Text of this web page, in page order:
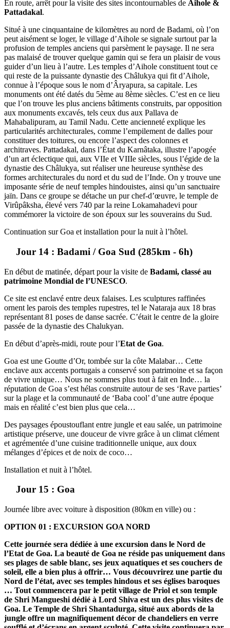
En route, arrêt pour la visite des sites incontournables de Aihole &
Pattadakal.
Situé à une cinquantaine de kilomètres au nord de Badami, où l’on
peut aisément se loger, le village d’Aihole se signale surtout par la
profusion de temples anciens qui parsèment le paysage. Il ne sera
pas malaisé de trouver quelque gamin qui se fera un plaisir de vous
guider d’un lieu à l’autre. Les temples d’Aihole constituent tout ce
qui reste de la puissante dynastie des Châlukya qui fit d’Aihole,
connue à l’époque sous le nom d’Âryapura, sa capitale. Les
monuments ont été datés du 5ème au 8ème siècles. C’est en ce lieu
que l’on trouve les plus anciens bâtiments construits, par opposition
aux monuments excavés, tels ceux dus aux Pallava de
Mahabalipuram, au Tamil Nadu. Cette ancienneté explique les
particularités architecturales, comme l’empilement de dalles pour
constituer des toitures, ou encore l’aspect des colonnes et
architraves. Pattadakal, dans l’État du Karnâtaka, illustre l’apogée
d’un art éclectique qui, aux VIIe et VIIIe siècles, sous l’égide de la
dynastie des Châlukya, sut réaliser une heureuse synthèse des
formes architecturales du nord et du sud de l’Inde. On y trouve une
imposante série de neuf temples hindouistes, ainsi qu’un sanctuaire
jaïn. Dans ce groupe se détache un pur chef-d’œuvre, le temple de
Virûpâksha, élevé vers 740 par la reine Lokamahadevi pour
commémorer la victoire de son époux sur les souverains du Sud.
Continuation sur Goa et installation pour la nuit à l’hôtel.
Jour 14 : Badami / Goa Sud (285km - 6h)
En début de matinée, départ pour la visite de Badami, classé au
patrimoine Mondial de l’UNESCO.
Ce site est enclavé entre deux falaises. Les sculptures raffinées
ornent les parois des temples rupestres, tel le Nataraja aux 18 bras
représentant 81 poses de danse sacrée. C’était le centre de la gloire
passée de la dynastie des Chalukyan.
En début d’après-midi, route pour l’Etat de Goa.
Goa est une Goutte d’Or, tombée sur la côte Malabar… Cette
enclave aux accents portugais a conservé son patrimoine et sa façon
de vivre unique… Nous ne sommes plus tout à fait en Inde… la
réputation de Goa s’est hélas construite autour de ses ‘Rave parties’
sur la plage et la communauté de ‘Baba cool’ d’une autre époque
mais en réalité c’est bien plus que cela…
Des paysages époustouflant entre jungle et eau salée, un patrimoine
artistique préserve, une douceur de vivre grâce à un climat clément
et agrémentée d’une cuisine traditionnelle unique, aux doux
mélanges d’épices et de noix de coco…
Installation et nuit à l’hôtel.
Jour 15 : Goa
Journée libre avec voiture à disposition (80km en ville) ou :
OPTION 01 : EXCURSION GOA NORD
Cette journée sera dédiée à une excursion dans le Nord de
l’Etat de Goa. La beauté de Goa ne réside pas uniquement dans
ses plages de sable blanc, ses jeux aquatiques et ses couchers de
soleil, elle a bien plus à offrir… Vous découvrirez une partie du
Nord de l’état, avec ses temples hindous et ses églises baroques
… Tout commencera par le petit village de Priol et son temple
de Shri Mangueshi dédié à Lord Shiva est un des plus visites de
Goa. Le Temple de Shri Shantadurga, situé aux abords de la
jungle offre un magnifiquement décor de chandeliers en verre